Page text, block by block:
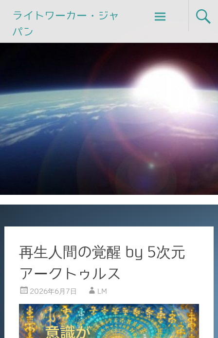
ライトワーカー・ジャ
パン
Skip
to
再生人間の覚醒 by 5次元
アークトゥルス
2026年6月7日 LM